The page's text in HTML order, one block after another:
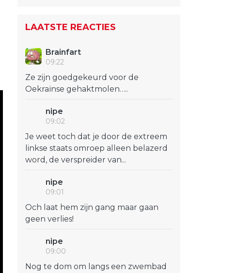
LAATSTE REACTIES
Brainfart
09:22
Ze zijn goedgekeurd voor de
Oekraïnse gehaktmolen…..
nipe
09:02
Je weet toch dat je door de extreem
linkse staats omroep alleen belazerd
word, de verspreider van...
nipe
09:01
Och laat hem zijn gang maar gaan
geen verlies!
nipe
09:00
Nog te dom om langs een zwembad